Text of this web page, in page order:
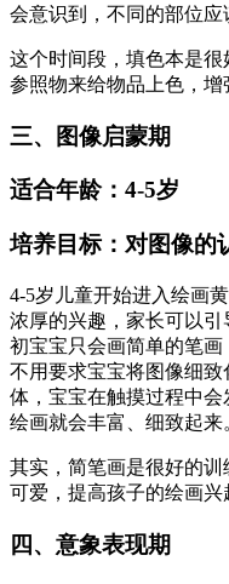
会意识到，不同的部位应
这个时间段，填色本是
参照物来给物品上色，增
三、图像启蒙期
适合年龄：4-5岁
培养目标：对图像的
4-5岁儿童开始进入绘画
浓厚的兴趣，家长可以
初宝宝只会画简单的笔画
不用要求宝宝将图像细
体，宝宝在触摸过程中
绘画就会丰富、细致起来
其实，简笔画是很好的
可爱，提高孩子的绘画兴
四、意象表现期